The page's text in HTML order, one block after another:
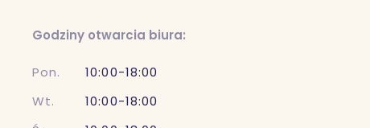
Godziny otwarcia biura:
Pon.
10:00-18:00
Wt.
10:00-18:00